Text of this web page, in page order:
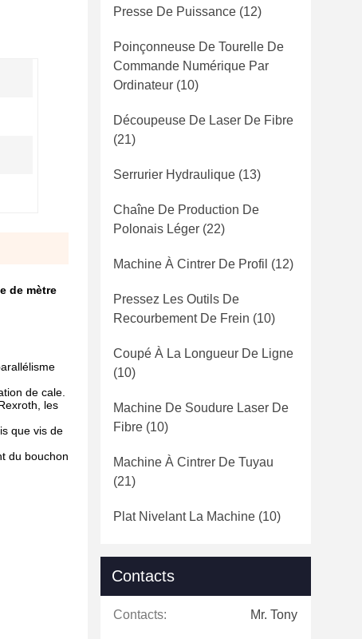
de mètre
de cale.
les
que vis de
du bouchon
Presse De Puissance (12)
Poinçonneuse De Tourelle De
Commande Numérique Par
Ordinateur (10)
Découpeuse De Laser De Fibre
(21)
Serrurier Hydraulique (13)
Chaîne De Production De
Polonais Léger (22)
Machine À Cintrer De Profil (12)
Pressez Les Outils De
Recourbement De Frein (10)
Coupé À La Longueur De Ligne
(10)
Machine De Soudure Laser De
Fibre (10)
Machine À Cintrer De Tuyau
(21)
Plat Nivelant La Machine (10)
Contacts
Contacts: Mr. Tony